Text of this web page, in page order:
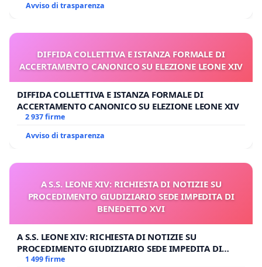
Avviso di trasparenza
DIFFIDA COLLETTIVA E ISTANZA FORMALE DI
ACCERTAMENTO CANONICO SU ELEZIONE LEONE XIV
DIFFIDA COLLETTIVA E ISTANZA FORMALE DI
ACCERTAMENTO CANONICO SU ELEZIONE LEONE XIV
2 937 firme
Avviso di trasparenza
A S.S. LEONE XIV: RICHIESTA DI NOTIZIE SU
PROCEDIMENTO GIUDIZIARIO SEDE IMPEDITA DI
BENEDETTO XVI
A S.S. LEONE XIV: RICHIESTA DI NOTIZIE SU
PROCEDIMENTO GIUDIZIARIO SEDE IMPEDITA DI
BENEDETTO XVI
1 499 firme